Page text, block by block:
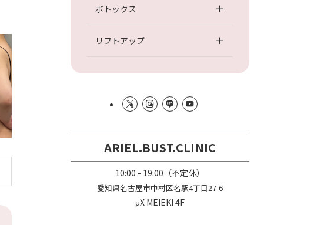
豊胸手術
ボトックス
リフトアップ
ARIEL.BUST.CLINIC
10:00 - 19:00（不定休）
愛知県名古屋市中村区名駅4丁目27-6
μX MEIEKI 4F